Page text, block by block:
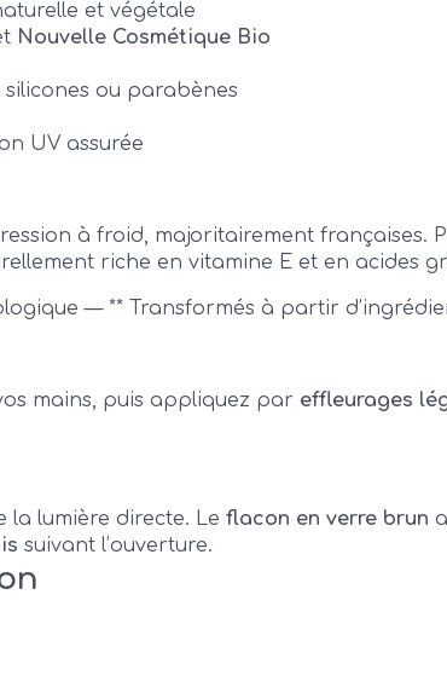
et végétale
Nouvelle Cosmétique Bio
silicones ou parabènes
UV assurée
à froid, majoritairement françaises.
riche en vitamine E et en acides
— ** Transformés à partir
mains, puis appliquez par effleurages
la lumière directe. Le flacon en verre brun
suivant l’ouverture.